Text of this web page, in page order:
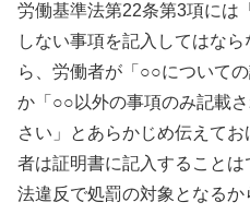
労働基準法第22条第3項には
しない事項を記入してはな
ら、労働者が「○○について
か「○○以外の事項のみ記載
さい」とあらかじめ伝えて
者は証明書に記入すること
法違反で処罰の対象となる